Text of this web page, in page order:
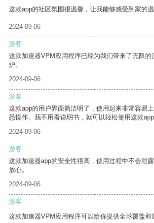
这款app的社区氛围很温馨，让我能够感受到家的温
2024-09-06
游客
这款加速器VPM应用程序已经为我们带来了无限的
护。
2024-09-06
游客
这款app的用户界面简洁明了，使用起来非常容易
悉操作。我不用看说明书，就可以轻松使用这款app
2024-09-06
游客
这款加速器app的安全性很高，使用过程中不会泄
放心。
2024-09-06
游客
这款加速器VPM应用程序可以给你提供全球覆盖和